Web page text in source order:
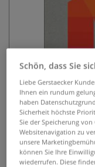
Schön, dass Sie
Liebe Gerstaecker
Ihnen ein rundum
haben
Sicherheit höchste
Sie der Speicherung
Websitenavigation zu
unsere
können Sie Ihre
wiederrufen. Diese